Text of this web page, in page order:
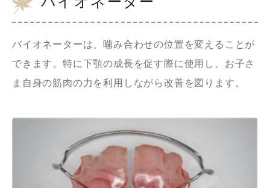
バイオネーターは、噛み合わせの位置を変えることが
できます。特に下顎の成長を促す際に使用し、お子さ
ま自身の筋肉の力を利用しながら改善を図ります。